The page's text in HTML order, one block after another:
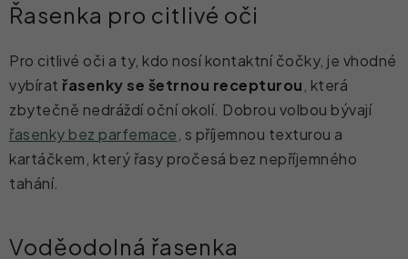
Řasenka pro citlivé oči
Pro citlivé oči a ty, kdo nosí kontaktní čočky, je vhodné
vybírat řasenky se šetrnou recepturou, která
zbytečně nedráždí oční okolí. Dobrou volbou bývají
řasenky bez parfemace, s příjemnou texturou a
kartáčkem, který řasy pročesá bez nepříjemného
tahání.
Voděodolná řasenka